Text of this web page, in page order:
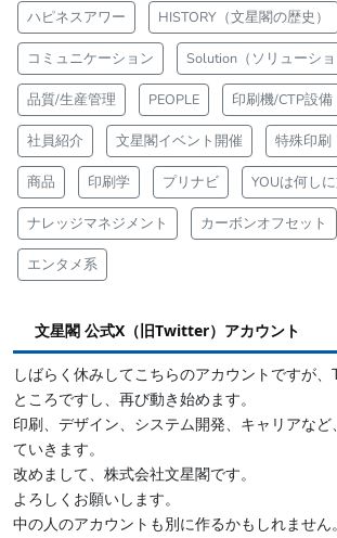
ハピネスアワー HISTORY（文星閣の歴史）
コミュニケーション Solution（ソリューショ
品質/生産管理 PEOPLE 印刷機/CTP設備
社員紹介 文星閣イベント開催 特殊印刷
商品 印刷学 プリナビ YOUは何し
ナレッジマネジメント カーボンオフセット
エンタメ系
文星閣 公式X（旧Twitter）アカウント
しばらく休みしてこちらのアカウントですが
ところですし、再び動き始めます。
印刷、デザイン、システム開発、キャリアな
ていきます。
改めまして、株式会社文星閣です。
よろしくお願いします。
中の人のアカウントも別に作るかもしれません。